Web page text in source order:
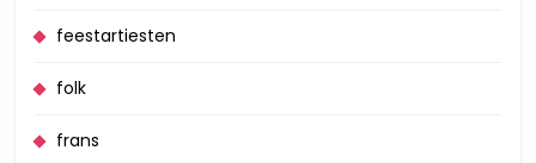
feestartiesten
folk
frans